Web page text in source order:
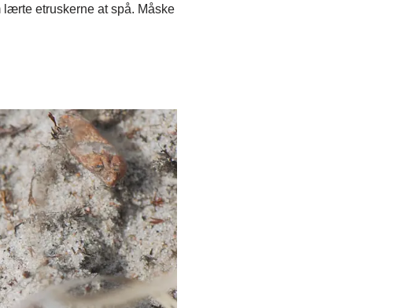
lærte etruskerne at spå. Måske